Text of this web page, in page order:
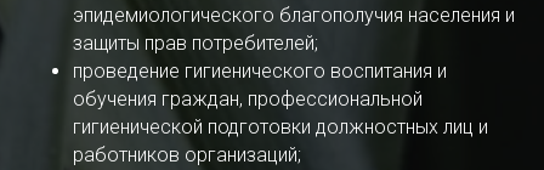
эпидемиологического благополучия населения и
защиты прав потребителей;
проведение гигиенического воспитания и
обучения граждан, профессиональной
гигиенической подготовки должностных лиц и
работников организаций;